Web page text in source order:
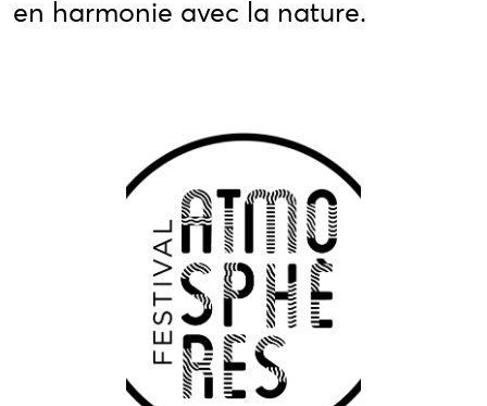
en harmonie avec la nature.